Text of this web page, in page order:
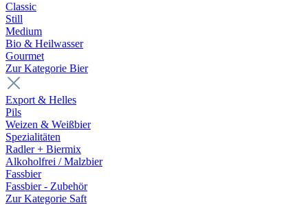
Classic
Still
Medium
Bio & Heilwasser
Gourmet
Zur Kategorie Bier
Export & Helles
Pils
Weizen & Weißbier
Spezialitäten
Radler + Biermix
Alkoholfrei / Malzbier
Fassbier
Fassbier - Zubehör
Zur Kategorie Saft